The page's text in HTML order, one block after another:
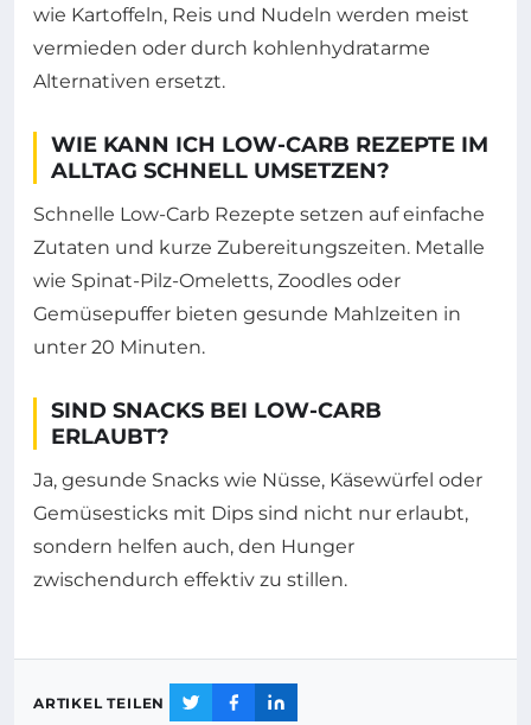
wie Kartoffeln, Reis und Nudeln werden meist
vermieden oder durch kohlenhydratarme
Alternativen ersetzt.
WIE KANN ICH LOW-CARB REZEPTE IM
ALLTAG SCHNELL UMSETZEN?
Schnelle Low-Carb Rezepte setzen auf einfache
Zutaten und kurze Zubereitungszeiten. Metalle
wie Spinat-Pilz-Omeletts, Zoodles oder
Gemüsepuffer bieten gesunde Mahlzeiten in
unter 20 Minuten.
SIND SNACKS BEI LOW-CARB
ERLAUBT?
Ja, gesunde Snacks wie Nüsse, Käsewürfel oder
Gemüsesticks mit Dips sind nicht nur erlaubt,
sondern helfen auch, den Hunger
zwischendurch effektiv zu stillen.
ARTIKEL TEILEN